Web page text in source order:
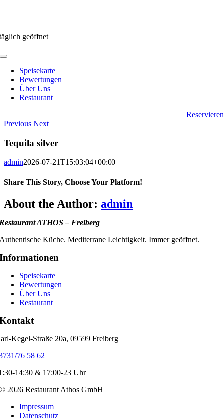
täglich geöffnet
Toggle
NavigationSpeisekarte
Bewertungen
Über Uns
Restaurant
Reservieren
Previous Next
Tequila silver
admin2026-07-21T15:03:04+00:00
Share This Story, Choose Your Platform!
Facebook
X
Bluesky
Reddit
LinkedIn
WhatsApp
Telegram
Tumblr
Xing
Email
Copy
Link
About the Author: admin
Restaurant ATHOS – Freiberg
Authentische Küche. Mediterrane Leichtigkeit. Immer geöffnet.
Informationen
Speisekarte
Bewertungen
Über Uns
Restaurant
Kontakt
Kegel-Straße 20a, 09599 Freiberg
76 58 62
14:30 & 17:00-23 Uhr
© 2026 Restaurant Athos GmbH
Impressum
Datenschutz